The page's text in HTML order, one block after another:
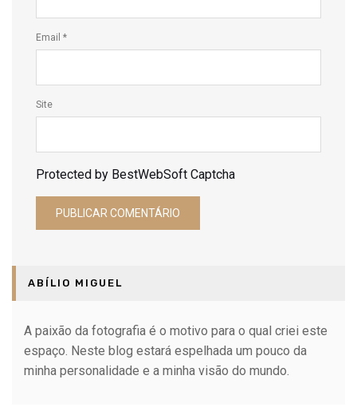
Email *
Site
Protected by BestWebSoft Captcha
ABÍLIO MIGUEL
A paixão da fotografia é o motivo para o qual criei este
espaço. Neste blog estará espelhada um pouco da
minha personalidade e a minha visão do mundo.